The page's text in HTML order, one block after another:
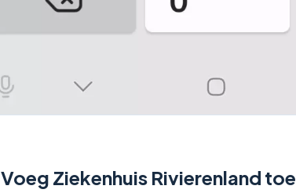
Voeg Ziekenhuis Rivierenland toe